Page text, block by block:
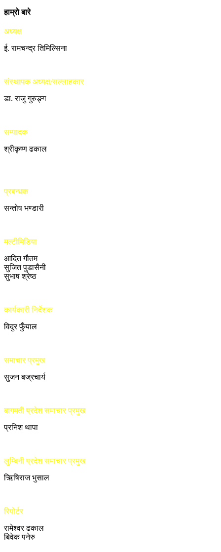
हाम्रो बारे
अध्यक्ष
ई. रामचन्द्र तिमिल्सिना
संस्थापक अध्यक्ष/सल्लाहकार
डा. राजु गुरुङ्ग
सम्पादक
श्रीकृष्ण ढकाल
प्रबन्धक
सन्तोष भण्डारी
मल्टीमिडिया
आदित गौतम
सुजित पुडासैनी
सुभाष श्रेष्ठ
कार्यकारी निर्देशक
विदुर फुँयाल
समाचार प्रमुख
सुजन बज्रचार्य
बागमती प्रदेश समाचार प्रमुख
प्रनिश थापा
लुम्बिनी प्रदेश समाचार प्रमुख
ऋिषिराज भुसाल
रिपोर्टर
रामेश्वर ढकाल
बिवेक पनेरु